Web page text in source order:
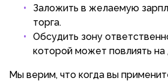
Заложить в желаемую
торга.
Обсудить зону
которой может повлиять на
Мы верим, что когда вы